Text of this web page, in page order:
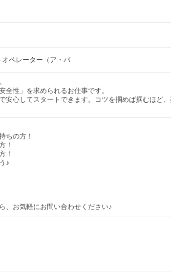
ペレーター（ア・パ
全性」を求められるお仕事です。
安心してスタートできます。コツを掴めば掴むほど
ちの方！
！
！
♪
、お気軽にお問い合わせください♪